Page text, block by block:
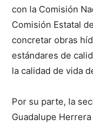
con la Comisión
Comisión Estatal
concretar obras
estándares de
la calidad de vida
Por su parte, la
Guadalupe